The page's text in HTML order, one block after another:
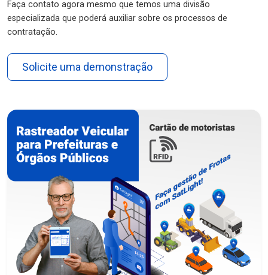
Faça contato agora mesmo que temos uma divisão
especializada que poderá auxiliar sobre os processos de
contratação.
Solicite uma demonstração